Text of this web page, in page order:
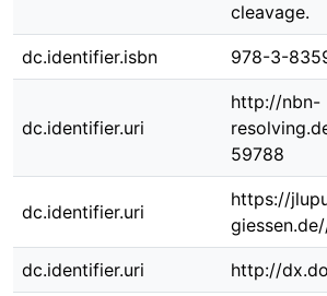
cleavage.
dc.identifier.isbn 978-3-
dc.identifier.uri
http://nbn-
59788
dc.identifier.uri
https://
dc.identifier.uri http://